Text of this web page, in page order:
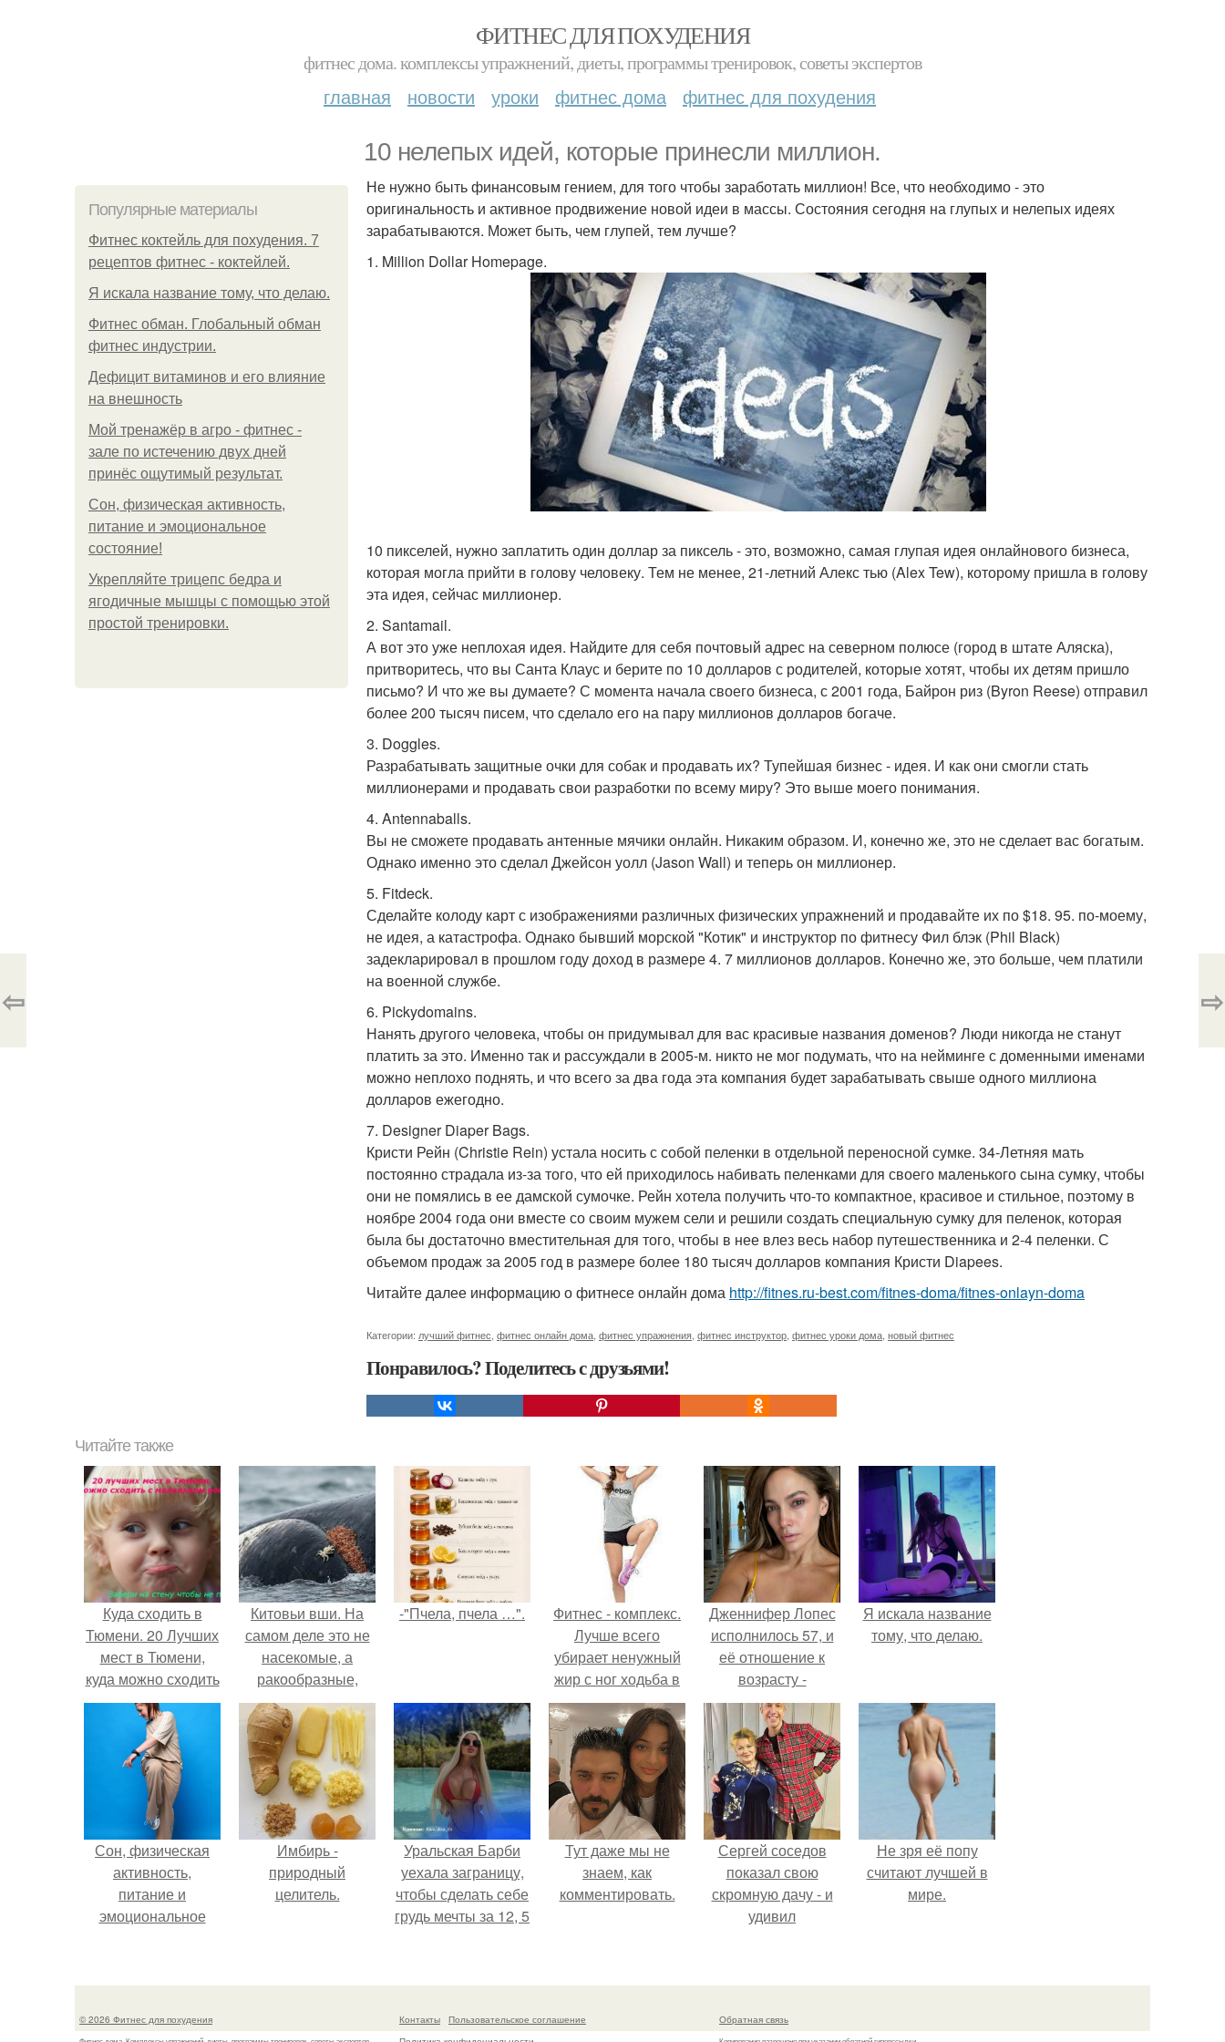
ФИТНЕС ДЛЯ ПОХУДЕНИЯ
фитнес дома. комплексы упражнений, диеты, программы тренировок, советы экспертов
главная новости уроки фитнес дома фитнес для похудения
10 нелепых идей, которые принесли миллион.
Популярные материалы
Фитнес коктейль для похудения. 7
рецептов фитнес - коктейлей.
Я искала название тому, что делаю.
Фитнес обман. Глобальный обман
фитнес индустрии.
Дефицит витаминов и его влияние
на внешность
Мой тренажёр в агро - фитнес -
зале по истечению двух дней
принёс ощутимый результат.
Сон, физическая активность,
питание и эмоциональное
состояние!
Укрепляйте трицепс бедра и
ягодичные мышцы с помощью этой
простой тренировки.
Не нужно быть финансовым гением, для того чтобы заработать миллион! Все, что необходимо - это
оригинальность и активное продвижение новой идеи в массы. Состояния сегодня на глупых и нелепых идеях
зарабатываются. Может быть, чем глупей, тем лучше?
1. Million Dollar Homepage.
10 пикселей, нужно заплатить один доллар за пиксель - это, возможно, самая глупая идея онлайнового бизнеса,
которая могла прийти в голову человеку. Тем не менее, 21-летний Алекс тью (Alex Tew), которому пришла в голову
эта идея, сейчас миллионер.
2. Santamail.
А вот это уже неплохая идея. Найдите для себя почтовый адрес на северном полюсе (город в штате Аляска),
притворитесь, что вы Санта Клаус и берите по 10 долларов с родителей, которые хотят, чтобы их детям пришло
письмо? И что же вы думаете? С момента начала своего бизнеса, с 2001 года, Байрон риз (Byron Reese) отправил
более 200 тысяч писем, что сделало его на пару миллионов долларов богаче.
3. Doggles.
Разрабатывать защитные очки для собак и продавать их? Тупейшая бизнес - идея. И как они смогли стать
миллионерами и продавать свои разработки по всему миру? Это выше моего понимания.
4. Antennaballs.
Вы не сможете продавать антенные мячики онлайн. Никаким образом. И, конечно же, это не сделает вас богатым.
Однако именно это сделал Джейсон уолл (Jason Wall) и теперь он миллионер.
5. Fitdeck.
Сделайте колоду карт с изображениями различных физических упражнений и продавайте их по $18. 95. по-моему,
не идея, а катастрофа. Однако бывший морской "Котик" и инструктор по фитнесу Фил блэк (Phil Black)
задекларировал в прошлом году доход в размере 4. 7 миллионов долларов. Конечно же, это больше, чем платили
на военной службе.
6. Pickydomains.
Нанять другого человека, чтобы он придумывал для вас красивые названия доменов? Люди никогда не станут
платить за это. Именно так и рассуждали в 2005-м. никто не мог подумать, что на нейминге с доменными именами
можно неплохо поднять, и что всего за два года эта компания будет зарабатывать свыше одного миллиона
долларов ежегодно.
7. Designer Diaper Bags.
Кристи Рейн (Christie Rein) устала носить с собой пеленки в отдельной переносной сумке. 34-Летняя мать
постоянно страдала из-за того, что ей приходилось набивать пеленками для своего маленького сына сумку, чтобы
они не помялись в ее дамской сумочке. Рейн хотела получить что-то компактное, красивое и стильное, поэтому в
ноябре 2004 года они вместе со своим мужем сели и решили создать специальную сумку для пеленок, которая
была бы достаточно вместительная для того, чтобы в нее влез весь набор путешественника и 2-4 пеленки. С
объемом продаж за 2005 год в размере более 180 тысяч долларов компания Кристи Diapees.
Читайте далее информацию о фитнесе онлайн дома http://fitnes.ru-best.com/fitnes-doma/fitnes-onlayn-doma
Категории: лучший фитнес фитнес онлайн дома фитнес упражнения фитнес инструктор фитнес уроки дома новый фитнес
Понравилось? Поделитесь с друзьями!
⇦ ⇨
Читайте также
Куда сходить в
Тюмени. 20 Лучших
мест в Тюмени,
куда можно сходить
с маленьким
ребенком
Китовьи вши. На
самом деле это не
насекомые, а
ракообразные,
относящиеся к
бокоплавам.
-"Пчела, пчела …".
Фитнес - комплекс.
Лучше всего
убирает ненужный
жир с ног ходьба в
Горку или по
пересеченной
местности.
Дженнифер Лопес
исполнилось 57, и
её отношение к
возрасту -
настоящий
манифест
уверенности: "не
говорите, что я
отлично выгляжу
для 57.
Я искала название
тому, что делаю.
Сон, физическая
активность,
питание и
эмоциональное
Имбирь -
природный
целитель.
Уральская Барби
уехала заграницу,
чтобы сделать себе
грудь мечты за 12, 5
Тут даже мы не
знаем, как
комментировать.
Сергей соседов
показал свою
скромную дачу - и
удивил
Не зря её попу
считают лучшей в
мире.
© 2026 Фитнес для похудения Контакты
Пользовательское соглашение
Обратная связь